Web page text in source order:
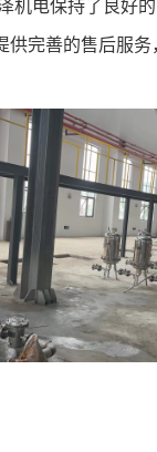
机电保持了良好的
供完善的售后服